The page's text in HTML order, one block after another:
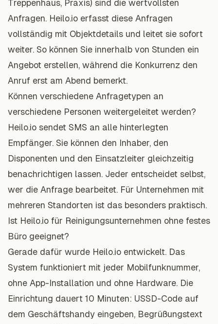
Treppenhaus, Praxis) sind die wertvollsten
Anfragen. Heilo.io erfasst diese Anfragen
vollständig mit Objektdetails und leitet sie sofort
weiter. So können Sie innerhalb von Stunden ein
Angebot erstellen, während die Konkurrenz den
Anruf erst am Abend bemerkt.
Können verschiedene Anfragetypen an
verschiedene Personen weitergeleitet werden?
Heilo.io sendet SMS an alle hinterlegten
Empfänger. Sie können den Inhaber, den
Disponenten und den Einsatzleiter gleichzeitig
benachrichtigen lassen. Jeder entscheidet selbst,
wer die Anfrage bearbeitet. Für Unternehmen mit
mehreren Standorten ist das besonders praktisch.
Ist Heilo.io für Reinigungsunternehmen ohne festes
Büro geeignet?
Gerade dafür wurde Heilo.io entwickelt. Das
System funktioniert mit jeder Mobilfunknummer,
ohne App-Installation und ohne Hardware. Die
Einrichtung dauert 10 Minuten: USSD-Code auf
dem Geschäftshandy eingeben, Begrüßungstext